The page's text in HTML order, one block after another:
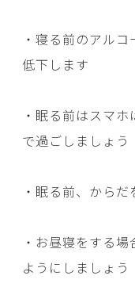
・寝る前のアル
低下します
・眠る前はスマ
で過ごしましょう
・眠る前、から
・お昼寝をする
ようにしましょう